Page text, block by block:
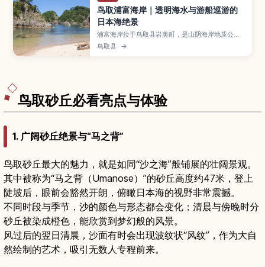
鸟取浦富海岸｜透明海水与游船巡游的
日本海绝景
浦富海岸位于鸟取县岩美町，是山阴海岸地质公园
中以翡翠色海水和奇岩海蚀洞著称的人气景点。文
章将介绍透明度极高的海水浴海滩、乘坐观光游船
鸟取县 →
鸟取砂丘必看亮点与体验
1. 广阔砂丘绝景与“马之背”
鸟取砂丘最大的魅力，就是如同“沙之海”般铺展的壮阔景观。
其中被称为“马之背（Umanose）”的砂丘高度约47米，登上
陡坡后，眼前会豁然开朗，俯瞰日本海的视野非常震撼。
不同时段与季节，沙的颜色与形态都会变化；清晨与傍晚时分
砂丘被染成橙色，能欣赏到梦幻般的风景。
风过后的翌日清晨，沙面有时会出现波纹状“风纹”，作为大自
然绘制的艺术，吸引无数人专程前来。